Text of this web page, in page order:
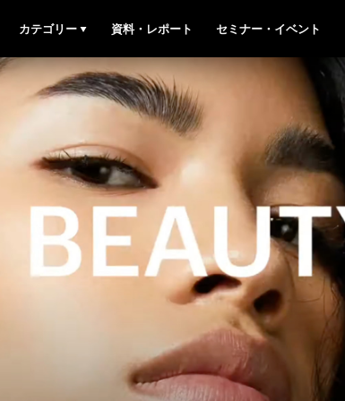
カテゴリー 資料・レポート セミナー・イベント